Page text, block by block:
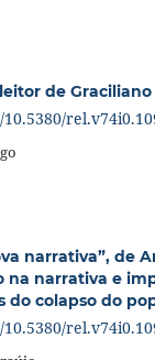
de Graciliano
narrativa”, de
narrativa e
do colapso do